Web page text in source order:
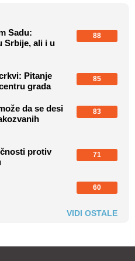
Sadu:
Srbije, ali i u
88
Pitanje
grada
85
da se desi
83
protiv
71
60
VIDI OSTALE